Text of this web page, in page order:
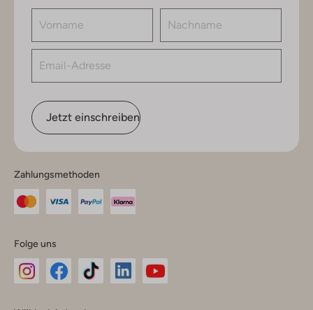
Jetzt einschreiben
Zahlungsmethoden
Folge uns